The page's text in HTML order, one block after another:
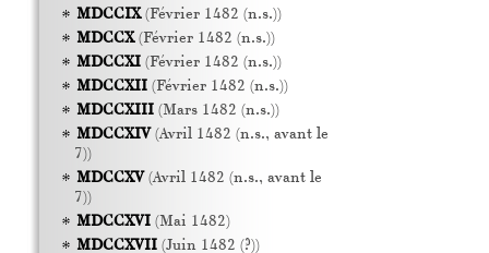
MDCCIX(Février 1482 (n.s.))
MDCCX(Février 1482 (n.s.))
MDCCXI(Février 1482 (n.s.))
MDCCXII(Février 1482 (n.s.))
MDCCXIII(Mars 1482 (n.s.))
MDCCXIV(Avril 1482 (n.s., avant le
7))
MDCCXV(Avril 1482 (n.s., avant le
7))
MDCCXVI(Mai 1482)
MDCCXVII(Juin 1482 (?))